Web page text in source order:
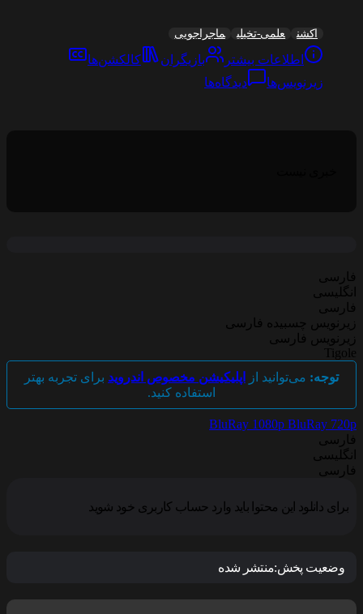
اکشن علمی-تخیلی ماجراجویی
اطلاعات بیشتر بازیگران
کالکشن‌ها
زیرنویس‌ها
دیدگاه‌ها
فارسی
انگلیسی
فارسی
زیرنویس چسبیده فارسی
زیرنویس فارسی
Tigole
توجه: می‌توانید از اپلیکیشن مخصوص اندروید برای تجربه بهتر
استفاده کنید.
BluRay 1080p BluRay 720p
فارسی
انگلیسی
فارسی
برای دانلود این محتوا باید وارد حساب کاربری خود شوید
وضعیت پخش:منتشر شده